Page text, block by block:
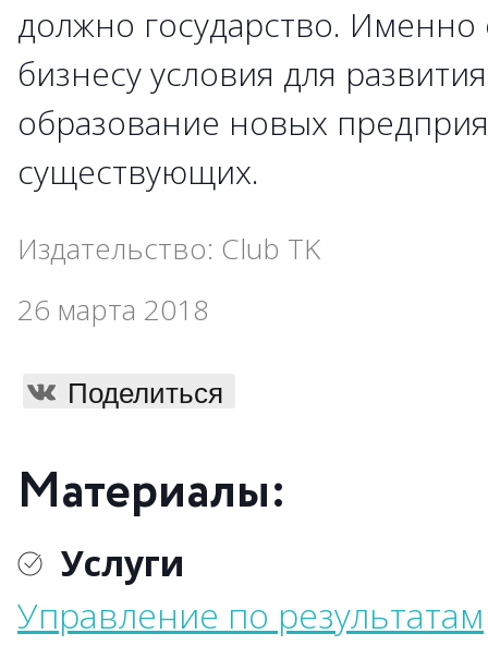
должно государство.
бизнесу условия для
образование новых
существующих.
Издательство: Club TK
26 марта 2018
Поделиться
Материалы:
Услуги
Управление по результатам